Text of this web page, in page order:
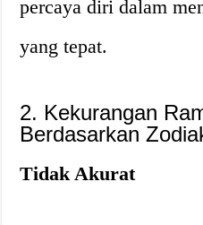
percaya diri dalam
yang tepat.
2. Kekurangan
Berdasarkan
Tidak Akurat